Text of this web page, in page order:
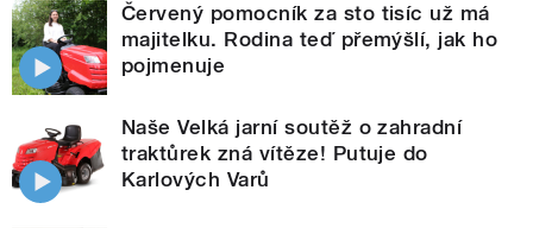
Červený pomocník za sto tisíc už má
majitelku. Rodina teď přemýšlí, jak ho
pojmenuje
Naše Velká jarní soutěž o zahradní
traktůrek zná vítěze! Putuje do
Karlových Varů